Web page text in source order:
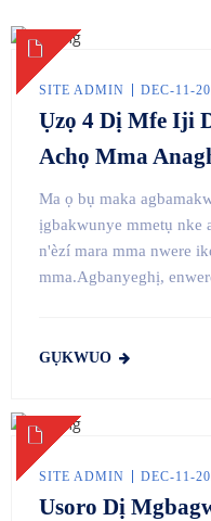
SITE ADMIN DEC-11-
Ụzọ 4 Dị Mfe Iji
Achọ Mma
Ma ọ bụ maka
ịgbakwunye mmetụ nke
n'èzí mara mma nwere
mma.Agbanyeghị,
GỤKWUO
SITE ADMIN DEC-11-
Usoro Dị